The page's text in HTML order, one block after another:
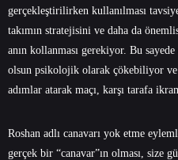
gerçekleştirilirken kullanılması
takımın stratejisini ve daha da
anın kollanması gerekiyor. Bu
olsun psikolojik olarak çökebiliyor
adımlar atarak maçı, karşı tarafa
Roshan adlı canavarı yok etme
gerçek bir “canavar”ın olması, size